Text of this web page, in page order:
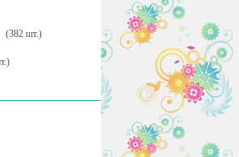
(382 шт.)